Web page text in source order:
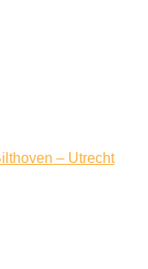
– Utrecht